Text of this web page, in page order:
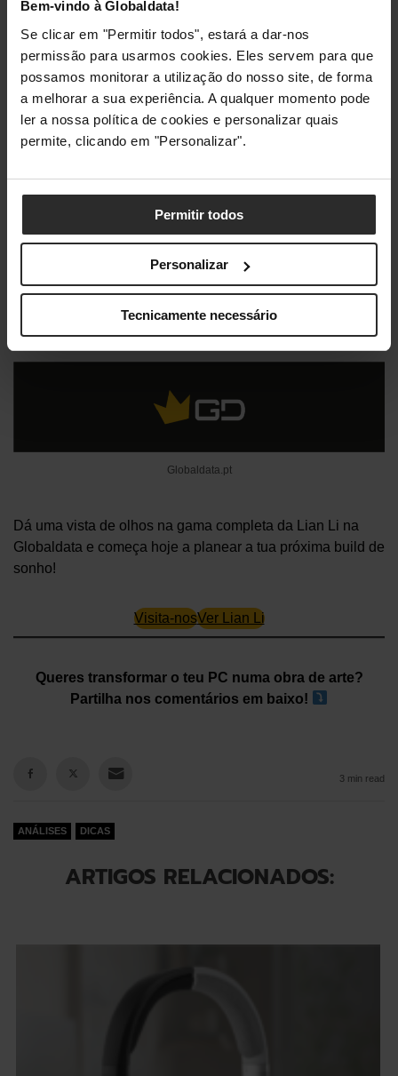
Bem-vindo à Globaldata!
Se clicar em "Permitir todos", estará a dar-nos
permissão para usarmos cookies. Eles servem para que
possamos monitorar a utilização do nosso site, de forma
a melhorar a sua experiência. A qualquer momento pode
ler a nossa política de cookies e personalizar quais
permite, clicando em "Personalizar".
Permitir todos
Personalizar
Tecnicamente necessário
Strimers Lian Li
Porquê escolher Lian Li na
Globaldata?
Montar um PC com componentes Lian Li é garantir que o
teu investimento em hardware é valorizado. É a marca que
permite que a fiabilidade da Kingston e o poder da ASUS
brilhem (literalmente) num ambiente desenhado para a
que alguém entra no teu quarto ou escritório, a escolha é
Globaldata.pt
Dá uma vista de olhos na gama completa da Lian Li na
Globaldata e começa hoje a planear a tua próxima build de
sonho!
Visita-nosVer Lian Li
Queres transformar o teu PC numa obra de arte?
Partilha nos comentários em baixo!
3 min read
ANÁLISES DICAS
ARTIGOS RELACIONADOS: